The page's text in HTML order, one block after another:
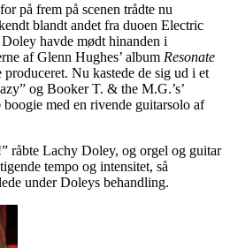
på frem på scenen trådte nu
blandt andet fra duoen Electric
havde mødt hinanden i
af Glenn Hughes’ album Resonate
Nu kastede de sig ud i et
og Booker T. & the M.G.’s’
boogie med en rivende guitarsolo af
råbte Lachy Doley, og orgel og guitar
tempo og intensitet, så
under Doleys behandling.